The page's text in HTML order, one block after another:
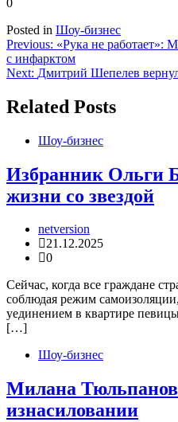
Posted in Шоу-бизнес
Навигация
по
Previous: «Рука не работает»:
с инфарктом
Next: Дмитрий Шепелев
Related Posts
Шоу-бизнес
Избранник Ольги
жизни со звездой
netversion
21.12.2025
0
Сейчас, когда все граждане
соблюдая режим
уединением в квартире
[…]
Шоу-бизнес
Милана
изнасиловании